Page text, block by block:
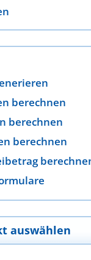
berechnen
berechnen
berechnen
auswählen